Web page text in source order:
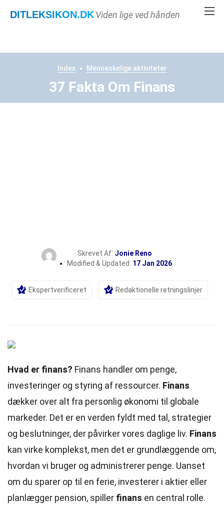
DITLEKSIKON.DKViden lige ved hånden
Index Menneskelige aktiviteter
37 Fakta Om Finans
Skrevet Af: Jonie Reno
Modified & Updated: 17 Jan 2026
Ekspertverificeret Redaktionelle retningslinjer
Hvad er finans? Finans handler om penge,
investeringer og styring af ressourcer. Finans
dækker over alt fra personlig økonomi til globale
markeder. Det er en verden fyldt med tal, strategier
og beslutninger, der påvirker vores daglige liv. Finans
kan virke komplekst, men det er grundlæggende om,
hvordan vi bruger og administrerer penge. Uanset
om du sparer op til en ferie, investerer i aktier eller
planlægger pension, spiller finans en central rolle.